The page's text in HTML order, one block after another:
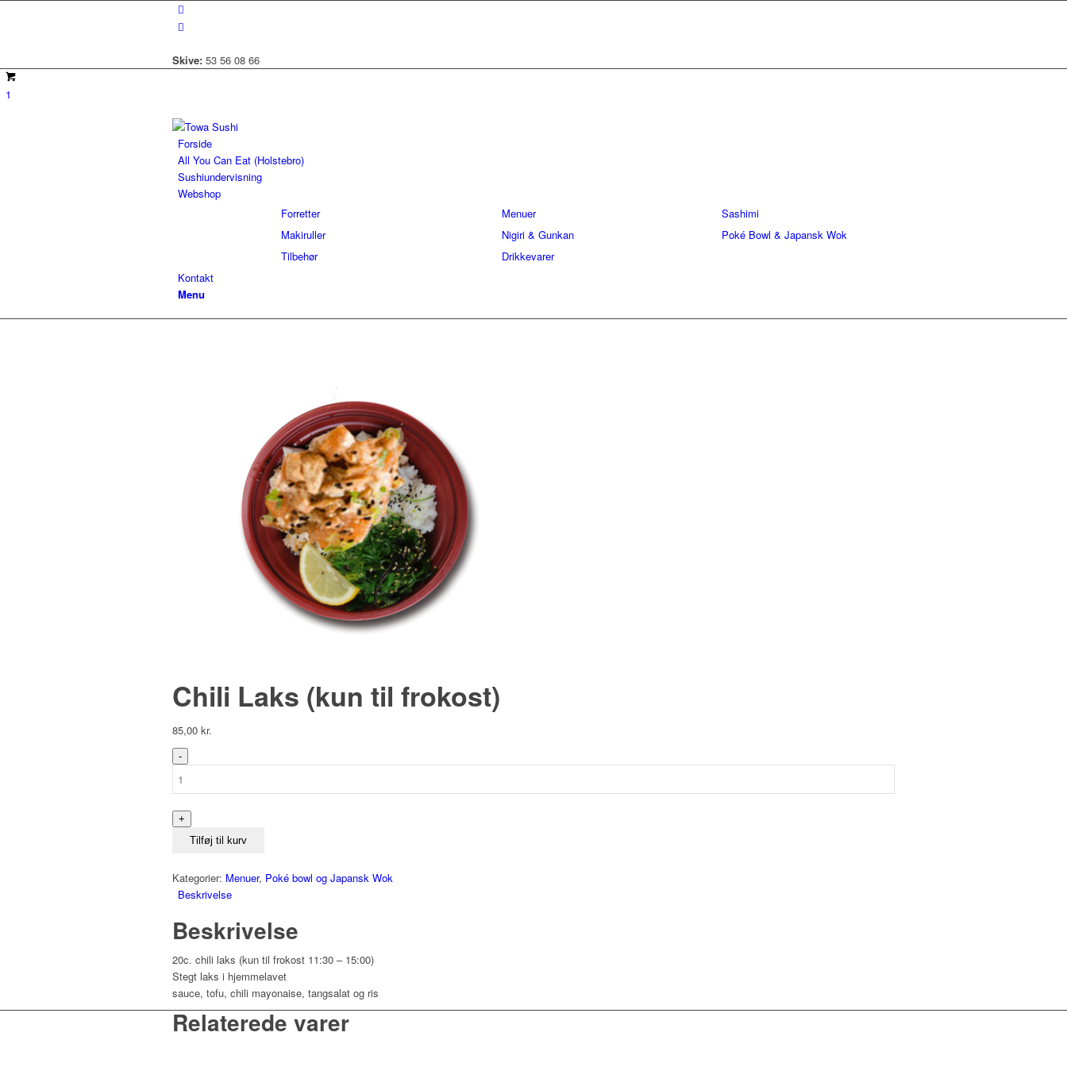
Skive: 53 56 08 66
1
Forside
All You Can Eat (Holstebro)
Sushiundervisning
Webshop
Forretter
Menuer
Sashimi
Makiruller
Nigiri & Gunkan
Poké Bowl & Japansk Wok
Tilbehør
Drikkevarer
Kontakt
Menu
Chili Laks (kun til frokost)
85,00 kr.
Chili
(kun
frokost)
antalTilføj til kurv
Kategorier: Menuer, Poké bowl og Japansk Wok
Beskrivelse
Beskrivelse
20c. chili laks (kun til frokost 11:30 – 15:00)
Stegt laks i hjemmelavet
sauce, tofu, chili mayonaise, tangsalat og ris
Relaterede varer